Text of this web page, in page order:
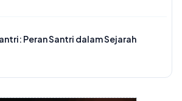
Peran Santri dalam Sejarah